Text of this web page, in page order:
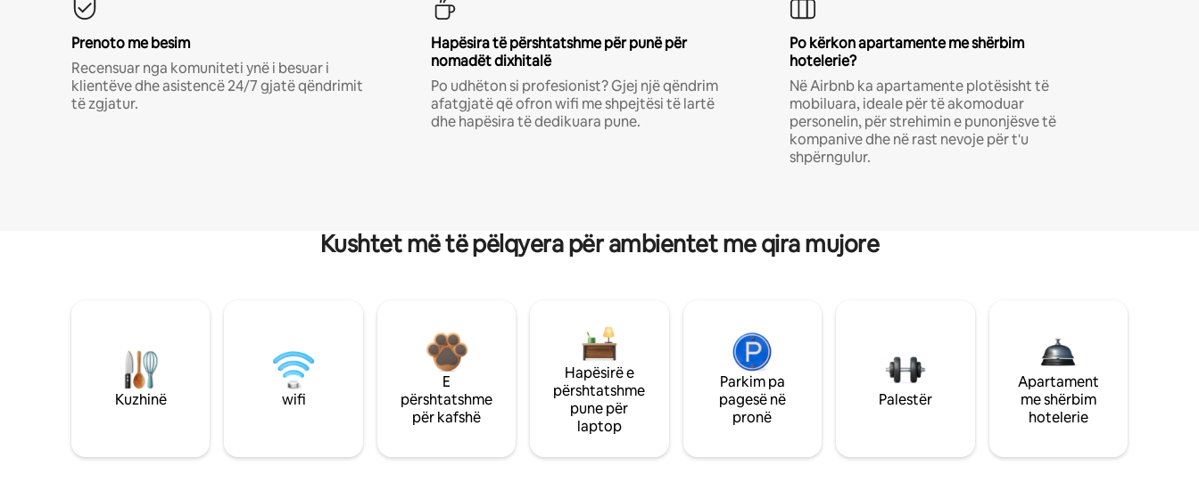
Prenoto me besim
Recensuar nga komuniteti ynë i besuar i
klientëve dhe asistencë 24/7 gjatë qëndrimit
të zgjatur.
Hapësira të përshtatshme për punë për
nomadët dixhitalë
Po udhëton si profesionist? Gjej një qëndrim
afatgjatë që ofron wifi me shpejtësi të lartë
dhe hapësira të dedikuara pune.
Po kërkon apartamente me shërbim
hotelerie?
Në Airbnb ka apartamente plotësisht të
mobiluara, ideale për të akomoduar
personelin, për strehimin e punonjësve të
kompanive dhe në rast nevoje për t'u
shpërngulur.
Kushtet më të pëlqyera për ambientet me qira mujore
Kuzhinë wifi
E
përshtatshme
për kafshë
Hapësirë e
përshtatshme
pune për
laptop
Parkim pa
pagesë në
pronë
Palestër
Apartament
me shërbim
hotelerie